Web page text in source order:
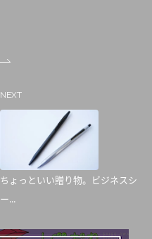
NEXT
ちょっといい贈り物。ビジネスシ
ー...